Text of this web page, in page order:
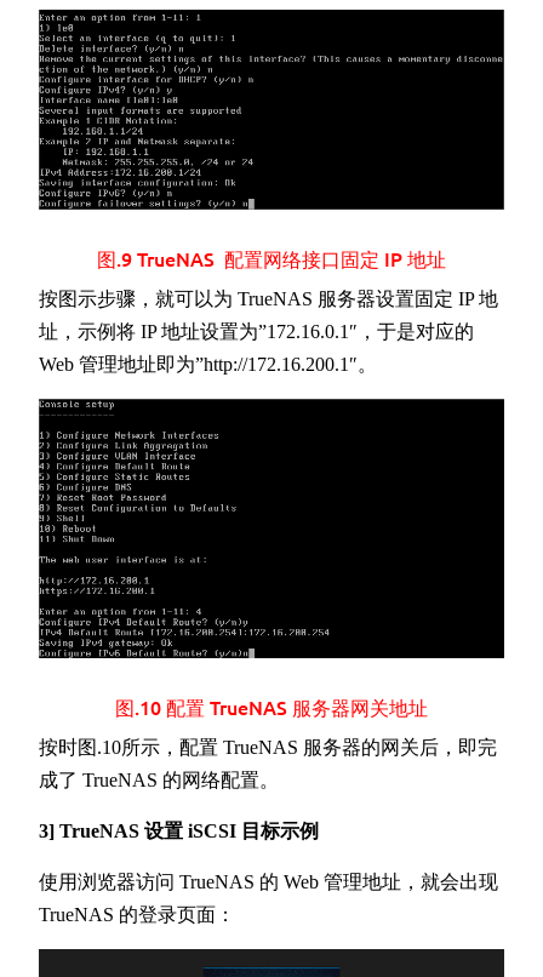
图.9 TrueNAS 配置网络接口固定 IP 地址
按图示步骤，就可以为 TrueNAS 服务器设置固定 IP 地
址，示例将 IP 地址设置为”172.16.0.1″，于是对应的
Web 管理地址即为”http://172.16.200.1″。
图.10 配置 TrueNAS 服务器网关地址
按时图.10所示，配置 TrueNAS 服务器的网关后，即完
成了 TrueNAS 的网络配置。
3] TrueNAS 设置 iSCSI 目标示例
使用浏览器访问 TrueNAS 的 Web 管理地址，就会出现
TrueNAS 的登录页面：